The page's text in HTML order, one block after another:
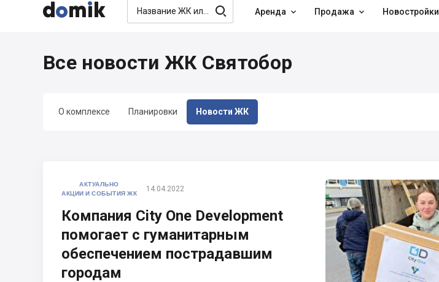


  Аренда  Продажа  Новостройки
О комплексе Планировки Новости ЖК
Все новости ЖК Святобор
АКТУАЛЬНО
АКЦИИ И СОБЫТИЯ ЖК
14.04.2022
Компания City One Development
помогает с гуманитарным
обеспечением пострадавшим
городам